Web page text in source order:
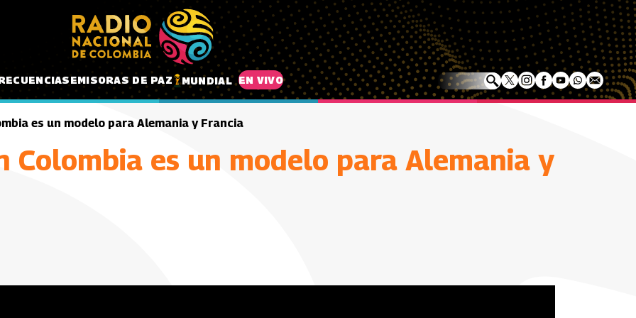
EMISORAS DE PAZ MUNDIAL EN VIVO
es un modelo para Alemania y Francia
Colombia es un modelo para Alemania y